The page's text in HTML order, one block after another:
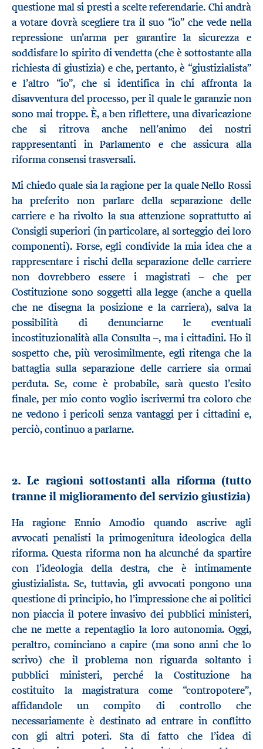
questione mal si presti a scelte referendarie. Chi andrà
a votare dovrà scegliere tra il suo “io” che vede nella
repressione un’arma per garantire la sicurezza e
soddisfare lo spirito di vendetta (che è sottostante alla
richiesta di giustizia) e che, pertanto, è “giustizialista”
e l’altro “io”, che si identifica in chi affronta la
disavventura del processo, per il quale le garanzie non
sono mai troppe. È, a ben riflettere, una divaricazione
che si ritrova anche nell’animo dei nostri
rappresentanti in Parlamento e che assicura alla
riforma consensi trasversali.
Mi chiedo quale sia la ragione per la quale Nello Rossi
ha preferito non parlare della separazione delle
carriere e ha rivolto la sua attenzione soprattutto ai
Consigli superiori (in particolare, al sorteggio dei loro
componenti). Forse, egli condivide la mia idea che a
rappresentare i rischi della separazione delle carriere
non dovrebbero essere i magistrati – che per
Costituzione sono soggetti alla legge (anche a quella
che ne disegna la posizione e la carriera), salva la
possibilità di denunciarne le eventuali
incostituzionalità alla Consulta –, ma i cittadini. Ho il
sospetto che, più verosimilmente, egli ritenga che la
battaglia sulla separazione delle carriere sia ormai
perduta. Se, come è probabile, sarà questo l’esito
finale, per mio conto voglio iscrivermi tra coloro che
ne vedono i pericoli senza vantaggi per i cittadini e,
perciò, continuo a parlarne.
2. Le ragioni sottostanti alla riforma (tutto
tranne il miglioramento del servizio giustizia)
Ha ragione Ennio Amodio quando ascrive agli
avvocati penalisti la primogenitura ideologica della
riforma. Questa riforma non ha alcunché da spartire
con l’ideologia della destra, che è intimamente
giustizialista. Se, tuttavia, gli avvocati pongono una
questione di principio, ho l’impressione che ai politici
non piaccia il potere invasivo dei pubblici ministeri,
che ne mette a repentaglio la loro autonomia. Oggi,
peraltro, cominciano a capire (ma sono anni che lo
scrivo) che il problema non riguarda soltanto i
pubblici ministeri, perché la Costituzione ha
costituito la magistratura come “contropotere”,
affidandole un compito di controllo che
necessariamente è destinato ad entrare in conflitto
con gli altri poteri. Sta di fatto che l’idea di